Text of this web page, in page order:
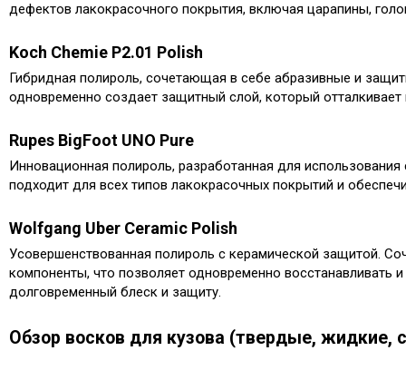
дефектов лакокрасочного покрытия, включая царапины,
Koch Chemie P2.​01 Polish
Гибридная полироль, сочетающая в себе абразивные и
одновременно создает защитный слой, который отталкивает
Rupes BigFoot UNO Pure
Инновационная полироль, разработанная для
подходит для всех типов лакокрасочных покрытий и
Wolfgang Uber Ceramic Polish
Усовершенствованная полироль с керамической защитой.​
компоненты, что позволяет одновременно
долговременный блеск и защиту.​
Обзор восков для кузова (твердые, жидкие,